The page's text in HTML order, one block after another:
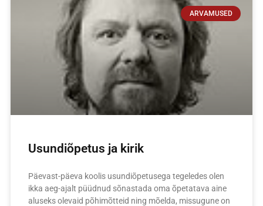
ARVAMUSED
Usundiõpetus ja kirik
Päevast-päeva koolis usundiõpetusega tegeledes olen
ikka aeg-ajalt püüdnud sõnastada oma õpetatava aine
aluseks olevaid põhimõtteid ning mõelda, missugune on